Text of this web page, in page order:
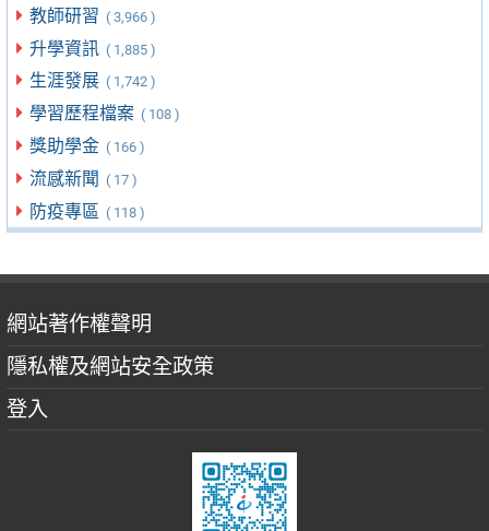
教師研習 ( 3,966 )
升學資訊 ( 1,885 )
生涯發展 ( 1,742 )
學習歷程檔案 ( 108 )
獎助學金 ( 166 )
流感新聞 ( 17 )
防疫專區 ( 118 )
網站著作權聲明
隱私權及網站安全政策
登入